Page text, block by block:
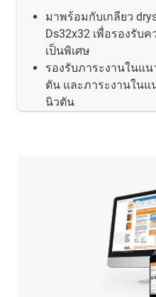
มาพร้อมกับเกลียว
Ds32x32 เพื่อรองรับ
เป็นพิเศษ
รองรับภาระงานในแ
ตัน และภาระงานในแ
นิวตัน